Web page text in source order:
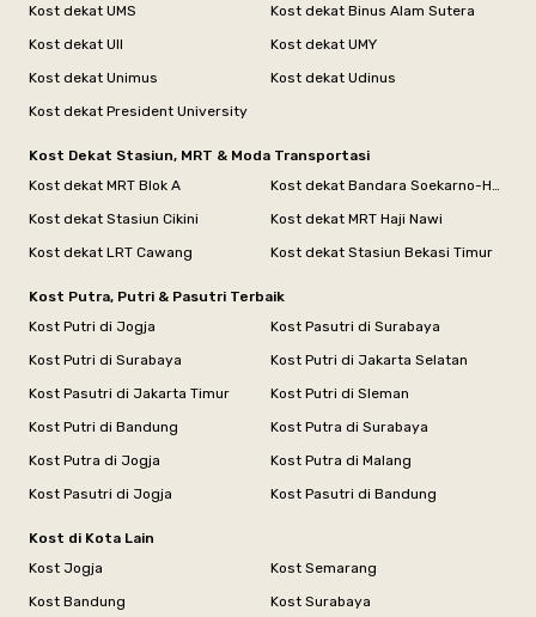
Kost dekat UMS
Kost dekat Binus Alam Sutera
Kost dekat UII
Kost dekat UMY
Kost dekat Unimus
Kost dekat Udinus
Kost dekat President University
Kost Dekat Stasiun, MRT & Moda Transportasi
Kost dekat MRT Blok A
Kost dekat Bandara Soekarno-Hatta
Kost dekat Stasiun Cikini
Kost dekat MRT Haji Nawi
Kost dekat LRT Cawang
Kost dekat Stasiun Bekasi Timur
Kost Putra, Putri & Pasutri Terbaik
Kost Putri di Jogja
Kost Pasutri di Surabaya
Kost Putri di Surabaya
Kost Putri di Jakarta Selatan
Kost Pasutri di Jakarta Timur
Kost Putri di Sleman
Kost Putri di Bandung
Kost Putra di Surabaya
Kost Putra di Jogja
Kost Putra di Malang
Kost Pasutri di Jogja
Kost Pasutri di Bandung
Kost di Kota Lain
Kost Jogja
Kost Semarang
Kost Bandung
Kost Surabaya